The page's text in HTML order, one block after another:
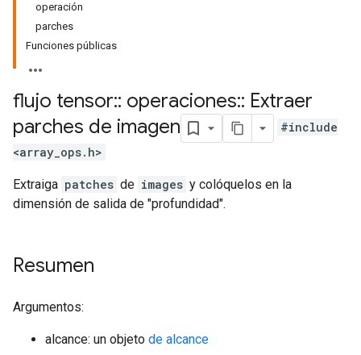
operación
parches
Funciones públicas
flujo tensor:: operaciones:: Extraer
parches de imagen
#include
<array_ops.h>
Extraiga patches de images y colóquelos en la
dimensión de salida de "profundidad".
Resumen
Argumentos:
alcance: un objeto de alcance